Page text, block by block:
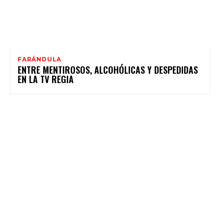
FARÁNDULA
ENTRE MENTIROSOS, ALCOHÓLICAS Y DESPEDIDAS
EN LA TV REGIA